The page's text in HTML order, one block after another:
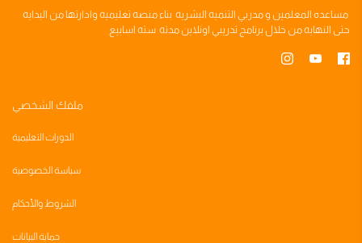
مساعده المعلمين ومدربي التنميه البشريه بناءمنصه تعليميه وادارتها من البدايه
حتى النهايه من خلال برنامج تدريبي اونلاين مدته سته اسابيع
ملفك الشخصي
الدورات التعليمية
سياسة الخصوصية
الشروط والأحكام
حماية البيانات